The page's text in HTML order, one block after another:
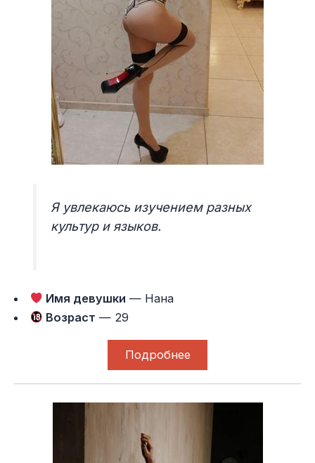
Я увлекаюсь изучением разных
культур и языков.
Имя девушки — Нана
Возраст — 29
Подробнее